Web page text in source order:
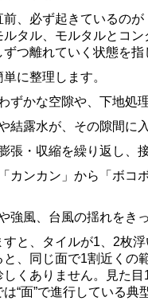
、必ず起きているのが
ルタル、モルタルとコ
つ離れていく状態を指
に整理します。
ずかな空隙や、下地処
結露水が、その隙間に
張・収縮を繰り返し、
カンカン」から「ボコ
強風、台風の揺れをき
と、タイルが1、2枚
、同じ面で1割近くの
しくありません。見た目
“面”で進行している典